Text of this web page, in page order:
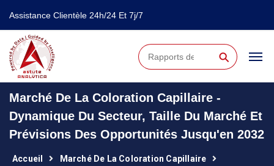
Assistance Clientèle 24h/24 Et 7j/7
⚲
Marché De La Coloration Capillaire -
Dynamique Du Secteur, Taille Du Marché Et
Prévisions Des Opportunités Jusqu'en 2032
Accueil
Marché De La Coloration Capillaire